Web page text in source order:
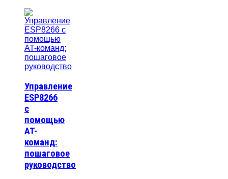
Управление
ESP8266
с
помощью
AT-
команд:
пошаговое
руководство